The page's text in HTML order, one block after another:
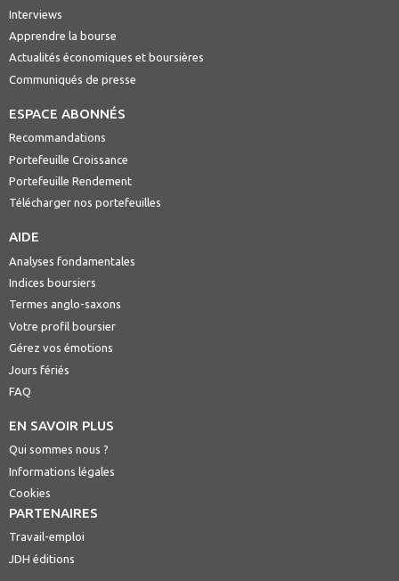
Interviews
Apprendre la bourse
Actualités économiques et boursières
Communiqués de presse
ESPACE ABONNÉS
Recommandations
Portefeuille Croissance
Portefeuille Rendement
Télécharger nos portefeuilles
AIDE
Analyses fondamentales
Indices boursiers
Termes anglo-saxons
Votre profil boursier
Gérez vos émotions
Jours fériés
FAQ
EN SAVOIR PLUS
Qui sommes nous ?
Informations légales
Cookies
PARTENAIRES
Travail-emploi
JDH éditions